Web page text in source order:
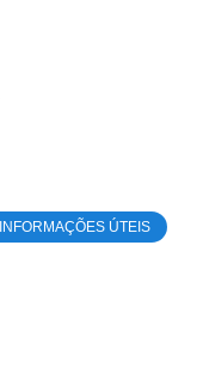
INFORMAÇÕES ÚTEIS